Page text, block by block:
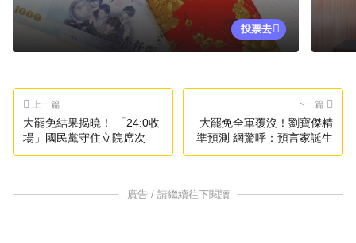
投票去
上一篇
大罷免結果揭曉！ 「24:0收
場」國民黨守住立院席次
下一篇
大罷免全軍覆沒！劉寶傑精
準預測 網驚呼：預言家誕生
廣告 / 請繼續往下閱讀